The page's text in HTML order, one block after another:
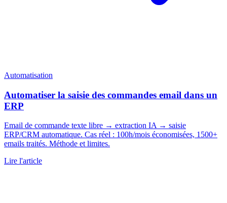
Automatisation
Automatiser la saisie des commandes email dans un
ERP
Email de commande texte libre → extraction IA → saisie
ERP/CRM automatique. Cas réel : 100h/mois économisées, 1500+
emails traités. Méthode et limites.
Lire l'article